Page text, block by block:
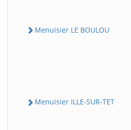
Menuisier LE BOULOU
Menuisier ILLE-SUR-TET